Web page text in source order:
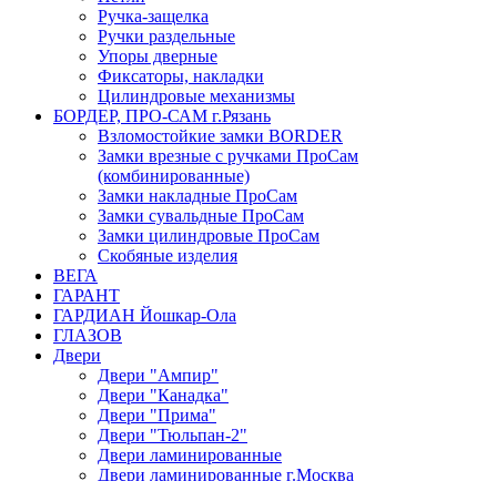
Ручка-защелка
Ручки раздельные
Упоры дверные
Фиксаторы, накладки
Цилиндровые механизмы
БОРДЕР, ПРО-САМ г.Рязань
Взломостойкие замки BORDER
Замки врезные с ручками ПроСам
(комбинированные)
Замки накладные ПроСам
Замки сувальдные ПроСам
Замки цилиндровые ПроСам
Скобяные изделия
ВЕГА
ГАРАНТ
ГАРДИАН Йошкар-Ола
ГЛАЗОВ
Двери
Двери "Ампир"
Двери "Канадка"
Двери "Прима"
Двери "Тюльпан-2"
Двери ламинированные
Двери ламинированные г.Москва